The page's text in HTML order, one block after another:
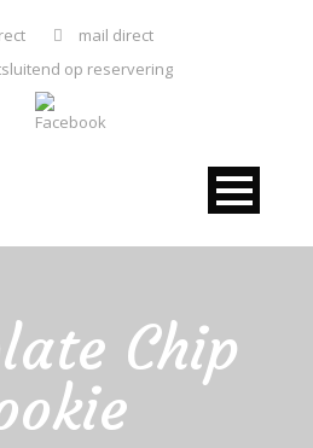
mail direct
op reservering
Chip